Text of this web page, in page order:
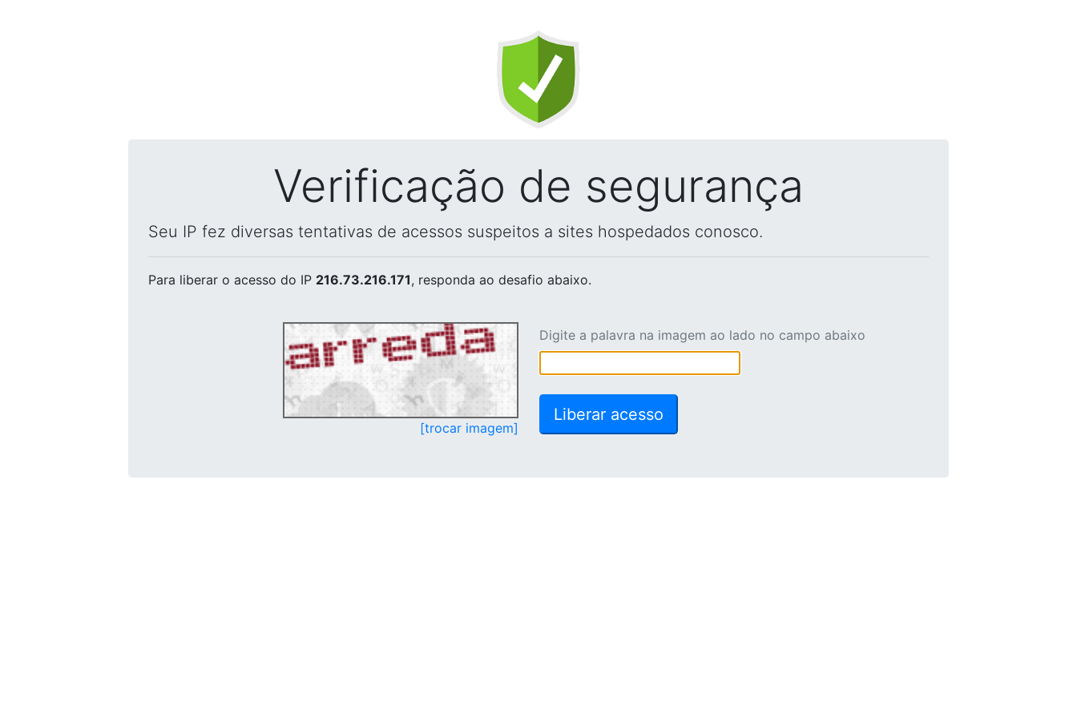
Verificação de segurança
Seu IP fez diversas tentativas de acessos suspeitos a sites hospedados conosco.
Para liberar o acesso do IP 216.73.216.171, responda ao desafio abaixo.
[trocar imagem]
Digite a palavra na imagem ao lado no campo abaixo